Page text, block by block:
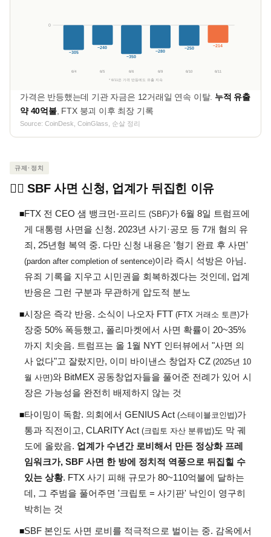
0
−305
6/4
−240
6/5
−350
6/6
−280
6/9
−250
6/10
−214
6/11
* 6/11은 가격 반등에도 유출 지속
가격은 반등했는데 기관 자금은 12거래일 연속 이탈. 누적 유출
약 40억불, FTX 붕괴 이후 최장 기록
Source: CoinDesk, CoinGlass, 순살 정리
규제·정치
🧑‍⚖️ SBF 사면 신청, 업계가 뒤집힌 이유
◾FTX 전 CEO 샘 뱅크먼-프리드 (SBF)가 6월 8일 트럼프에
게 대통령 사면을 신청. 2023년 사기·공모 등 7개 혐의 유
죄, 25년형 복역 중. 다만 신청 내용은 '형기 완료 후 사면'
(pardon after completion of sentence)이라 즉시 석방은 아님.
유죄 기록을 지우고 시민권을 회복하겠다는 것인데, 업계
반응은 그런 구분과 무관하게 압도적 분노
◾시장은 즉각 반응. 소식이 나오자 FTT (FTX 거래소 토큰)가
장중 50% 폭등했고, 폴리마켓에서 사면 확률이 20~35%
까지 치솟음. 트럼프는 올 1월 NYT 인터뷰에서 "사면 의
사 없다"고 잘랐지만, 이미 바이낸스 창업자 CZ (2025년 10
월 사면)와 BitMEX 공동창업자들을 풀어준 전례가 있어 시
장은 가능성을 완전히 배제하지 않는 것
◾타이밍이 독함. 의회에서 GENIUS Act (스테이블코인법)가
통과 직전이고, CLARITY Act (크립토 자산 분류법)도 막 궤
도에 올랐음. 업계가 수년간 로비해서 만든 정상화 프레
임워크가, SBF 사면 한 방에 정치적 역풍으로 뒤집힐 수
있는 상황. FTX 사기 피해 규모가 80~110억불에 달하는
데, 그 주범을 풀어주면 '크립토 = 사기판' 낙인이 영구히
박히는 것
◾SBF 본인도 사면 로비를 적극적으로 벌이는 중. 감옥에서